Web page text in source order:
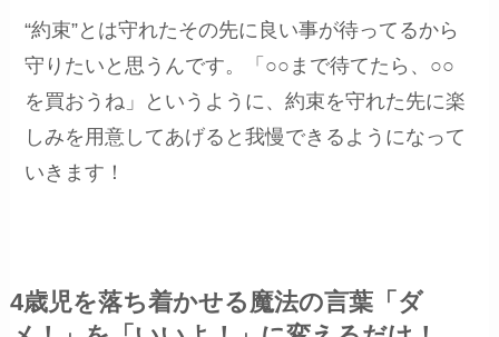
“約束”とは守れたその先に良い事が待ってるから
守りたいと思うんです。「○○まで待てたら、○○
を買おうね」というように、約束を守れた先に楽
しみを用意してあげると我慢できるようになって
いきます！
4歳児を落ち着かせる魔法の言葉「ダ